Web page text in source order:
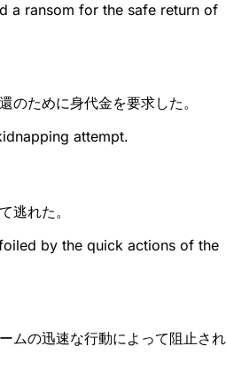
a ransom for the safe return of
のために身代金を要求した。
attempt.
逃れた。
by the quick actions of the
ムの迅速な行動によって阻止され